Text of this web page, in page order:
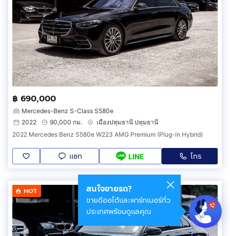
฿ 690,000
Mercedes-Benz S-Class S580e
2022
90,000 กม.
เมืองปทุมธานี ปทุมธานี
2022 Mercedes Benz S580e W223 AMG Premium (Plug-in Hybrid)
แชท LINE โทร
HOT สนใจขายรถ?
ขายดีออโต้และพาร์ทเนอร์ทั่ว
ประเทศพร้อมดูแลคุณ